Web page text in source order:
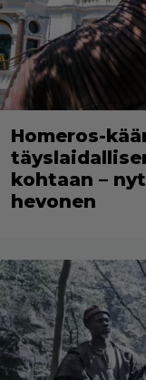
Homeros-
kohtaan –
hevonen